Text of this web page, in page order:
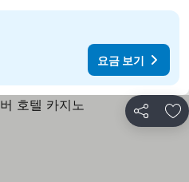
요금 보기
공유 즐